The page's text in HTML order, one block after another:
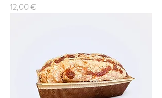
Prezzo
12,00 €